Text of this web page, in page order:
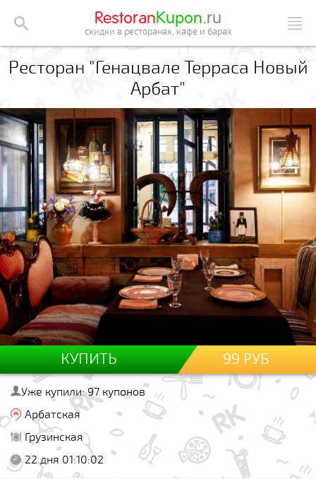
RestoranKupon.ru
скидки в ресторанах, кафе и барах
Ресторан "Генацвале Терраса Новый
Арбат"
КУПИТЬ 99 РУБ
Уже купили: 97 купонов
Арбатская
Грузинская
22 дня 01:10:01